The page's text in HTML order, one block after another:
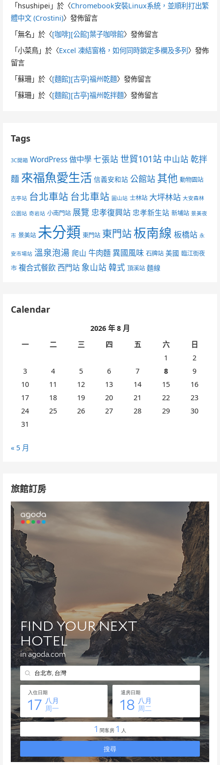
「hsushipei 」於〈Chromebook安裝Linux系統，並順利打出繁
體中文 (Crostini)〉發佈留言
「無名 」於〈[咖啡][公館]葉子咖啡館〉發佈留言
「小菜鳥 」於〈Excel 凍結窗格，如何同時鎖定多欄及多列〉發佈
留言
「蘇珊 」於〈[麵館][古亭]福州乾麵〉發佈留言
「蘇珊 」於〈[麵館][古亭]福州乾拌麵〉發佈留言
Tags
3C開箱 WordPress 做中學 七張站 世貿101站 中山站 乾拌
麵 來福魚愛生活 信義安和站 公館站 其他 動物園站
古亭站 台北車站 台北車站 圓山站 士林站 大坪林站 大安森林
公園站 奇岩站 小南門站 展覽 忠孝復興站 忠孝新生站 新埔站 景美夜
市 景美站 未分類 東門站 東門站板南線 板橋站 永
安市場站 溫泉泡湯 爬山 牛肉麵 異國風味 石牌站 美國 臨江街夜
市 複合式餐飲 西門站 象山站 韓式 頂溪站 麵線
Calendar
2026 年 8 月
一
二 三 四 五 六
日
1
2
3
4 5 6 7 8
9
10
11 12 13 14 15
16
17
18 19 20 21 22
23
24
25 26 27 28 29
30
31
« 5 月
旅館訂房